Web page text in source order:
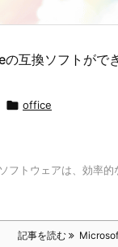
互換ソフトがで
 office
トウェアは、効率的
記事を読む Microsof